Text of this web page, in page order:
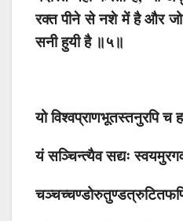
रक्त पीने से नशे में है और
सनी हुयी है ॥५॥
यो विश्वप्राणभूतस्तनुरपि च
यं सञ्चिन्त्यैव सद्यः